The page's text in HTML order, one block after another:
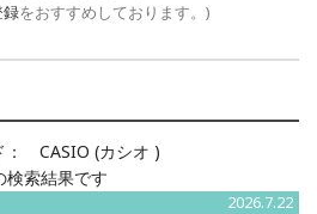
録をおすすめしております。)
CASIO (カシオ )
検索結果です
2026.7.22